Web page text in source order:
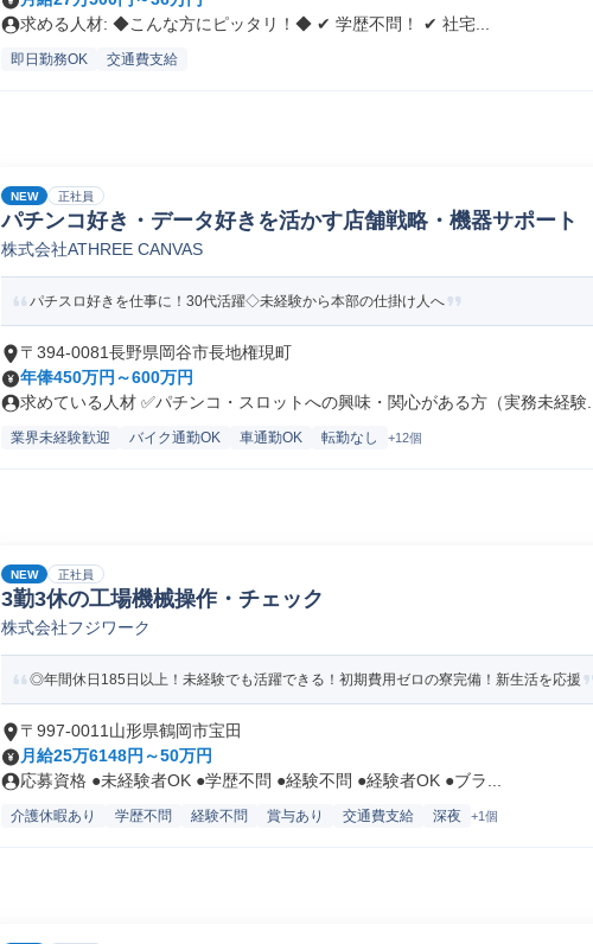
求める人材: ◆こんな方にピッタリ！◆ ✔ 学歴不問！ ✔ 社宅...
即日勤務OK 交通費支給
NEW 正社員
パチンコ好き・データ好きを活かす店舗戦略・機器サポート
株式会社ATHREE CANVAS
パチスロ好きを仕事に！30代活躍◇未経験から本部の仕掛け人へ
〒394-0081長野県岡谷市長地権現町
年俸450万円～600万円
求めている人材 ✅パチンコ・スロットへの興味・関心がある方（実務未経験...
業界未経験歓迎 バイク通勤OK 車通勤OK 転勤なし +12個
NEW 正社員
3勤3休の工場機械操作・チェック
株式会社フジワーク
◎年間休日185日以上！未経験でも活躍できる！初期費用ゼロの寮完備！新生活を応援
〒997-0011山形県鶴岡市宝田
月給25万6148円～50万円
応募資格 ●未経験者OK ●学歴不問 ●経験不問 ●経験者OK ●ブラ...
介護休暇あり 学歴不問 経験不問 賞与あり 交通費支給 深夜 +1個